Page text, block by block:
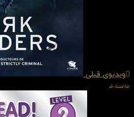
ویدیوی قبلی
جنایات تاریک